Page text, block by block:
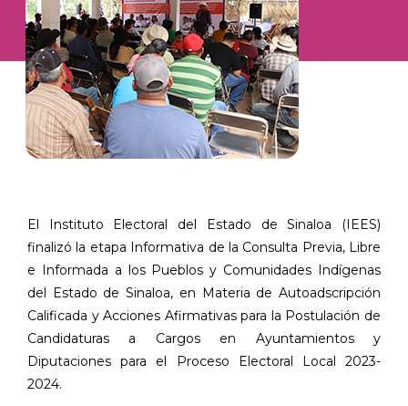
El Instituto Electoral del Estado de Sinaloa (IEES)
finalizó la etapa Informativa de la Consulta Previa, Libre
e Informada a los Pueblos y Comunidades Indígenas
del Estado de Sinaloa, en Materia de Autoadscripción
Calificada y Acciones Afirmativas para la Postulación de
Candidaturas a Cargos en Ayuntamientos y
Diputaciones para el Proceso Electoral Local 2023-
2024.